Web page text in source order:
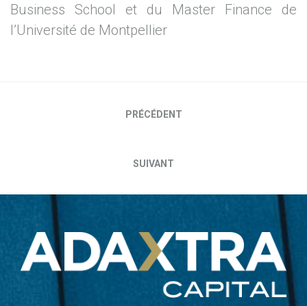
Business School et du Master Finance de
l’Université de Montpellier
Navigation
l’article
PRÉCÉDENT
SUIVANT